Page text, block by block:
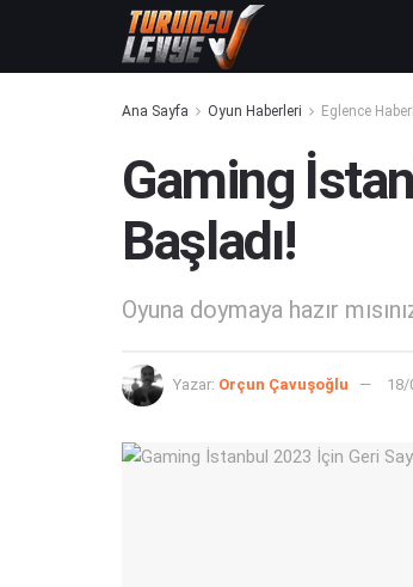
Ana Sayfa Oyun Haberleri Eglence
Gaming
Başladı!
Oyuna doymaya hazır
Yazar: Orçun Çavuşoğlu 18/